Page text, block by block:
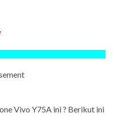
Vivo Y75A ini ? Berikut ini